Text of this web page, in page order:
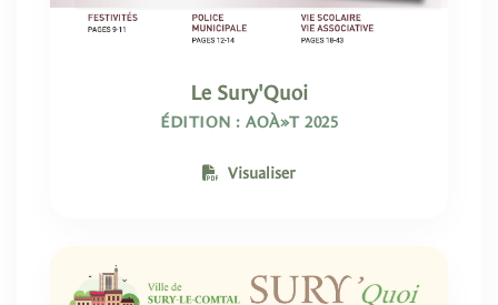
Le Sury'Quoi
ÉDITION : AOÀ»T 2025
Visualiser